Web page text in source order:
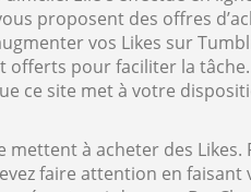
proposent des offres
vos Likes sur
offerts pour faciliter la tâche.
ce site met à votre
à acheter des
faire attention en